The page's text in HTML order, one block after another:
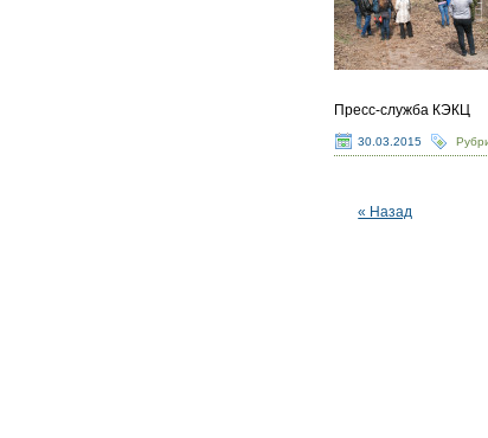
Пресс-служба КЭКЦ
30.03.2015
« Назад